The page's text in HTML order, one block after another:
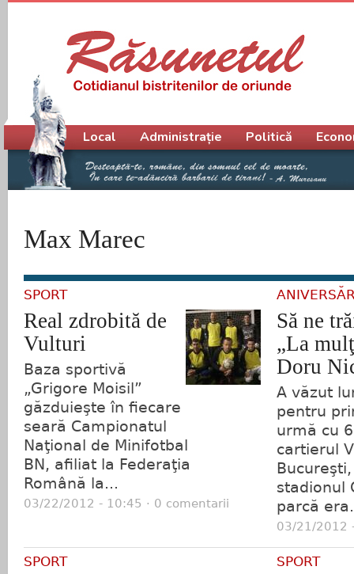
Max Marec
SPORT
Real zdrobită de
Vulturi
Baza sportivă
„Grigore Moisil”
găzduieşte în fiecare
seară Campionatul
Naţional de Minifotbal
BN, afiliat la Federaţia
Română la...
03/22/2012 - 10:45 · 0 comentarii
Să ne
„La
Doru
A văzut
pentru
urmă cu
cartierul
stadionul
parcă
03/21/2012
SPORT SPORT
Meniu principal
Local Administrație Politică